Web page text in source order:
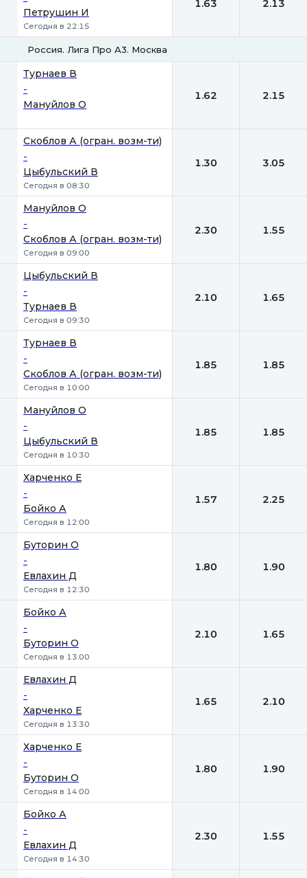
Петрушин И
Сегодня в 22:15
1.63 2.13
Россия. Лига Про А3. Москва
Турнаев В
-
Мануйлов О
1.62 2.15
Скоблов А (огран. возм-ти)
-
Цыбульский В
Сегодня в 08:30
1.30 3.05
Мануйлов О
-
Скоблов А (огран. возм-ти)
Сегодня в 09:00
2.30 1.55
Цыбульский В
-
Турнаев В
Сегодня в 09:30
2.10 1.65
Турнаев В
-
Скоблов А (огран. возм-ти)
Сегодня в 10:00
1.85 1.85
Мануйлов О
-
Цыбульский В
Сегодня в 10:30
1.85 1.85
Харченко Е
-
Бойко А
Сегодня в 12:00
1.57 2.25
Буторин О
-
Евлахин Д
Сегодня в 12:30
1.80 1.90
Бойко А
-
Буторин О
Сегодня в 13:00
2.10 1.65
Евлахин Д
-
Харченко Е
Сегодня в 13:30
1.65 2.10
Харченко Е
-
Буторин О
Сегодня в 14:00
1.80 1.90
Бойко А
-
Евлахин Д
Сегодня в 14:30
2.30 1.55